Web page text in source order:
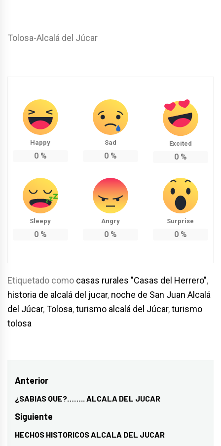
Tolosa-Alcalá del Júcar
Happy
0%
Sad
0%
Excited
0%
Sleepy
0%
Angry
0%
Surprise
0%
Etiquetado como casas rurales "Casas del Herrero",
historia de alcalá del jucar, noche de San Juan Alcalá
del Júcar,Tolosa,turismo alcalá del Júcar,turismo
tolosa
Navegación
de
entradas
Anterior
Entrada
anterior:
¿SABIAS QUE?…….. ALCALA DEL JUCAR
Siguiente
Entrada
HECHOS HISTORICOS ALCALA DEL JUCAR